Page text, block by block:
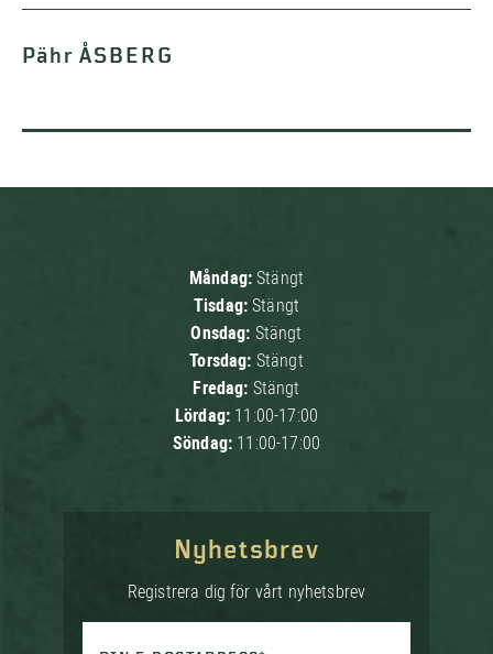
Pähr ÅSBERG
Måndag:Stängt
Tisdag:Stängt
Onsdag: Stängt
Torsdag: Stängt
Fredag: Stängt
Lördag: 11:00-17:00
Söndag: 11:00-17:00
Nyhetsbrev
Registrera dig för vårt nyhetsbrev